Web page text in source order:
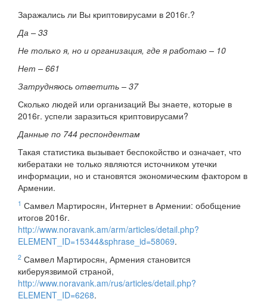
Заражались ли Вы криптовирусами в 2016г.?
Да – 33
Не только я, но и организация, где я работаю – 10
Нет – 661
Затрудняюсь ответить – 37
Сколько людей или организаций Вы знаете, которые в
2016г. успели заразиться криптовирусами?
Данные по 744 респондентам
Такая статистика вызывает беспокойство и означает, что
кибератаки не только являются источником утечки
информации, но и становятся экономическим фактором в
Армении.
1 Самвел Мартиросян, Интернет в Армении: обобщение
итогов 2016г.
http://www.noravank.am/arm/articles/detail.php?
ELEMENT_ID=15344&sphrase_id=58069.
2 Самвел Мартиросян, Армения становится
киберуязвимой страной,
http://www.noravank.am/rus/articles/detail.php?
ELEMENT_ID=6268.